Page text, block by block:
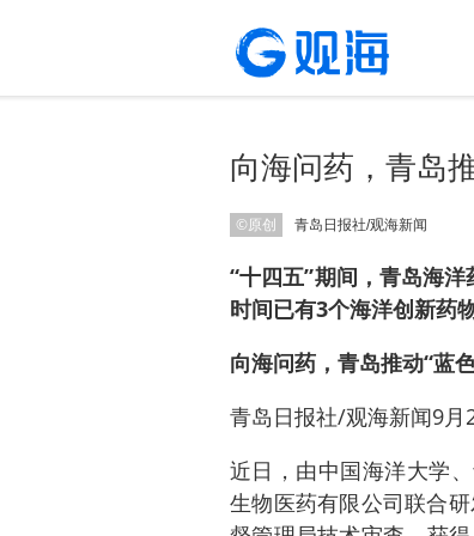
向海问药，青岛
©原创 青岛日报社/观海新闻
“十四五”期间，青岛海
时间已有3个海洋创新药
向海问药，青岛推动“蓝
青岛日报社/观海新闻9月
近日，由中国海洋大学
生物医药有限公司联合